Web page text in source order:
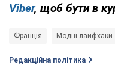
Viber, щоб бути в
Франція Модні лайфхаки
Редакційна політика